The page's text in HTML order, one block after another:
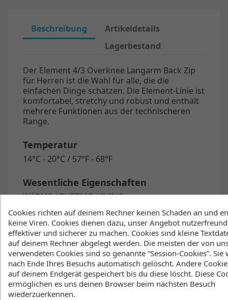
Beschreibung
Artikeldetails
Lagerbestand
Der Element 4/3 Overknee Langarm Back Zip
für Herren ist die Wahl für alle, die die
einfachen Dinge schätzen. Die Element-Linie ist
komfortabel, stretchy und robust und enthält
mehrere Funktionen aus der technischeren
Range.
Temperatur
14°C - 20°C / 57°F - 68°F
Wesentliche Eigenschaften
WÄRME / THERMO LINING
Rückenbereich zum Schutz vor Windchill.
STRETCH
Dünnes, super weiches Silk_stuff Innenfutter im
Brustbereich, Schultern und Armen sorgt für ein
angenehmes Tragegefühl sowie verbesserten
Stretch.
Cookies richten auf deinem Rechner keinen Schaden an und
keine Viren. Cookies dienen dazu, unser Angebot
effektiver und sicherer zu machen. Cookies sind kleine
auf deinem Rechner abgelegt werden. Die meisten der von
verwendeten Cookies sind so genannte “Session-Cookies”. Sie
nach Ende Ihres Besuchs automatisch gelöscht. Andere
auf deinem Endgerät gespeichert bis du diese löscht. Diese
ermöglichen es uns deinen Browser beim nächsten Besuch
wiederzuerkennen.